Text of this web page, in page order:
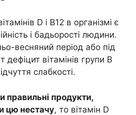
D і B12 в організмі є
і бадьорості людини.
весняний період або під
дефіцит вітамінів групи B
слабкості.
правильні продукти,
цю нестачу, то вітамін D